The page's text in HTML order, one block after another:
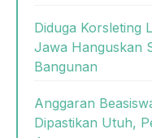
Diduga Korsleting
Jawa Hanguskan
Bangunan
Anggaran
Dipastikan Utuh,